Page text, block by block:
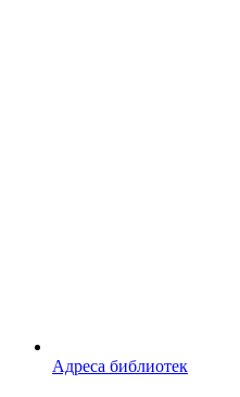
Адреса библиотек